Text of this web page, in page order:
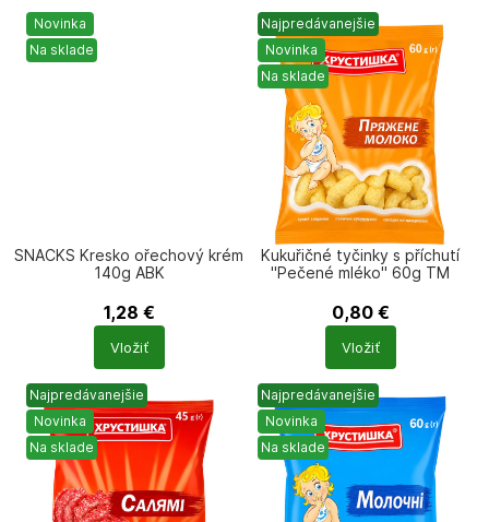
Novinka
Na sklade
SNACKS Kresko ořechový krém
140g ABK
1,28 €
Počet
produktů
Vložiť
Najpredávanejšie
Novinka
Na sklade
Kukuřičné tyčinky s příchutí
"Pečené mléko" 60g TM
0,80 €
Počet
produktů
Vložiť
Najpredávanejšie
Novinka
Na sklade
Najpredávanejšie
Novinka
Na sklade